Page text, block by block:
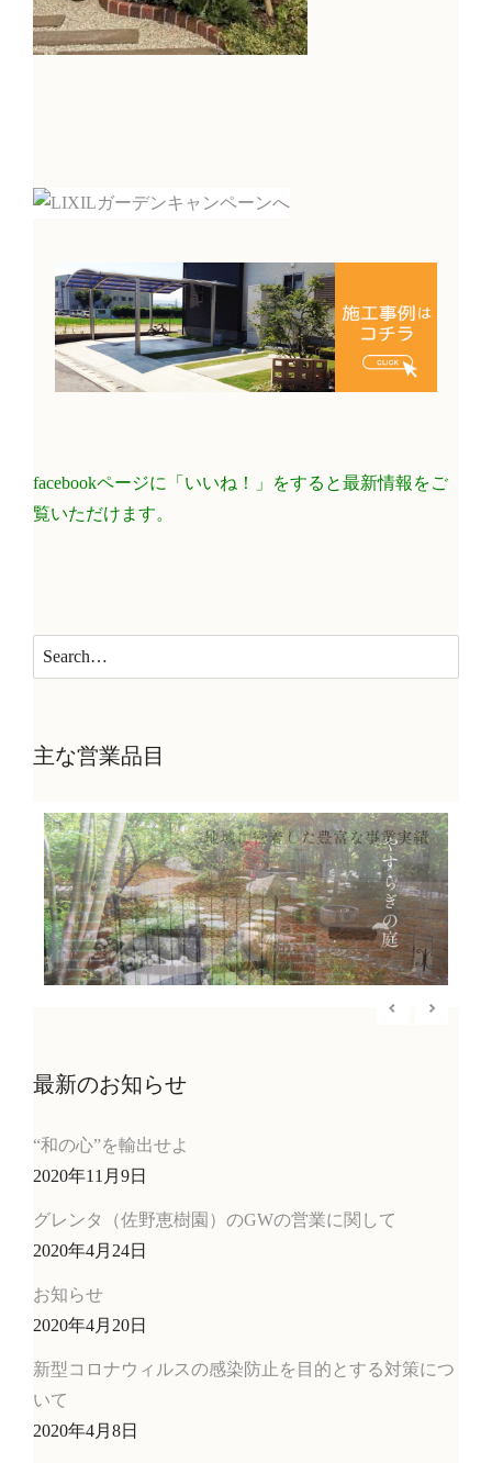
facebookページに「いいね！」をすると最新情報をご
覧いただけます。
主な営業品目
最新のお知らせ
“和の心”を輸出せよ
2020年11月9日
グレンタ（佐野恵樹園）のGWの営業に関して
2020年4月24日
お知らせ
2020年4月20日
新型コロナウィルスの感染防止を目的とする対策につ
いて
2020年4月8日